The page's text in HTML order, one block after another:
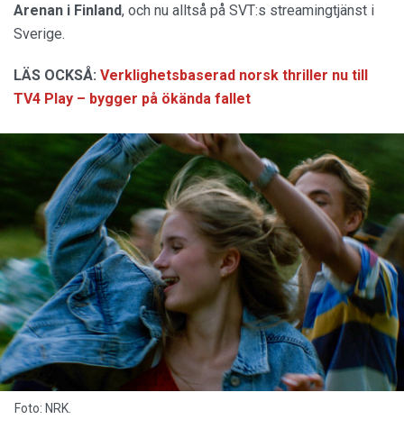
Arenan i Finland, och nu alltså på SVT:s streamingtjänst i
Sverige.
LÄS OCKSÅ: Verklighetsbaserad norsk thriller nu till
TV4 Play – bygger på ökända fallet
Foto: NRK.